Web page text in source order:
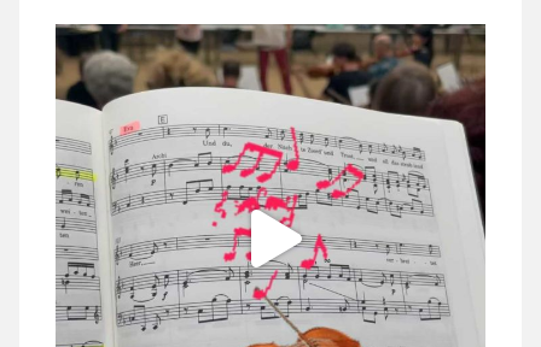
stuttgarter_oratorienchor
Juli 23